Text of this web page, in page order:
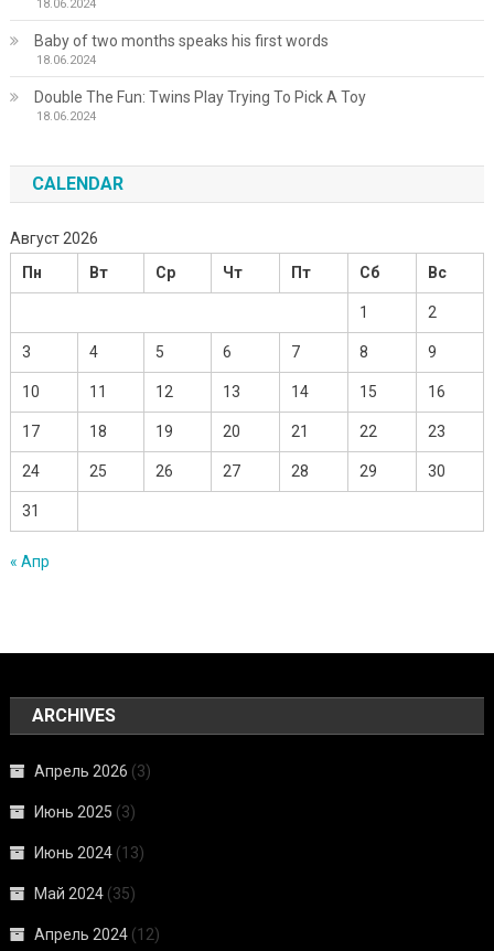
18.06.2024
Baby of two months speaks his first words
18.06.2024
Double The Fun: Twins Play Trying To Pick A Toy
18.06.2024
CALENDAR
Август 2026
Пн
Вт Ср Чт Пт Сб Вс
1 2
3 4 5 6 7 8 9
10 11 12 13 14 15 16
17 18 19 20 21 22 23
24 25 26 27 28 29 30
31
« Апр
ARCHIVES
Апрель 2026 (3)
Июнь 2025 (3)
Июнь 2024 (13)
Май 2024 (35)
Апрель 2024 (12)